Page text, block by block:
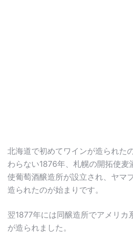
北海道で初めてワインが造られた
わらない1876年、札幌の開拓使麦
使葡萄酒醸造所が設立され、ヤマ
造られたのが始まりです。
翌1877年には同醸造所でアメリカ
が造られました。